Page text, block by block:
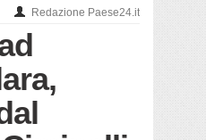
Redazione Paese24.it